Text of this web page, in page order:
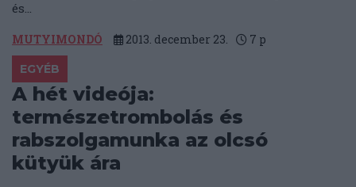
és...
MUTYIMONDÓ 2013. december 23. 7 p
EGYÉB
A hét videója:
természetrombolás és
rabszolgamunka az olcsó
kütyük ára